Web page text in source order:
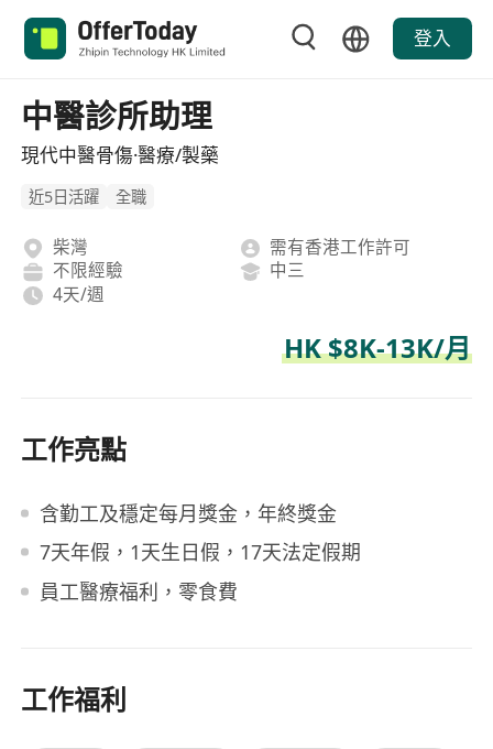
登入
中醫診所助理
現代中醫骨傷·醫療/製藥
近5日活躍 全職
柴灣
需有香港工作許可
不限經驗
中三
4天/週
HK $8K-13K/月
工作亮點
含勤工及穩定每月獎金，年終獎金
7天年假，1天生日假，17天法定假期
員工醫療福利，零食費
工作福利